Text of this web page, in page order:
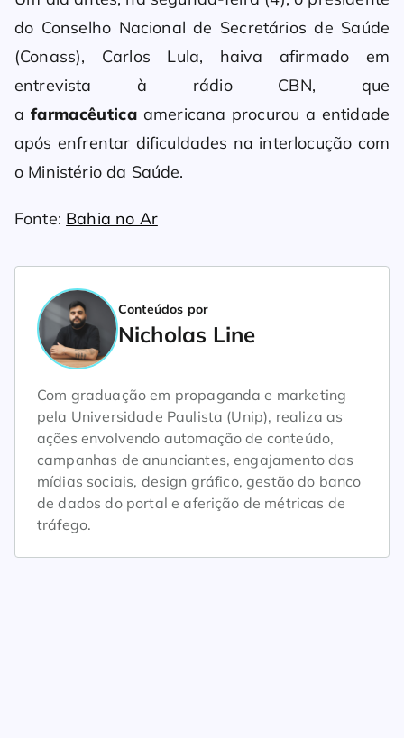
do Conselho Nacional de Secretários de Saúde
(Conass), Carlos Lula, haiva afirmado em
entrevista à rádio CBN, que
a farmacêutica americana procurou a entidade
após enfrentar dificuldades na interlocução com
o Ministério da Saúde.
Fonte: Bahia no Ar
Conteúdos por
Nicholas Line
Com graduação em propaganda e marketing
pela Universidade Paulista (Unip), realiza as
ações envolvendo automação de conteúdo,
campanhas de anunciantes, engajamento das
mídias sociais, design gráfico, gestão do banco
de dados do portal e aferição de métricas de
tráfego.